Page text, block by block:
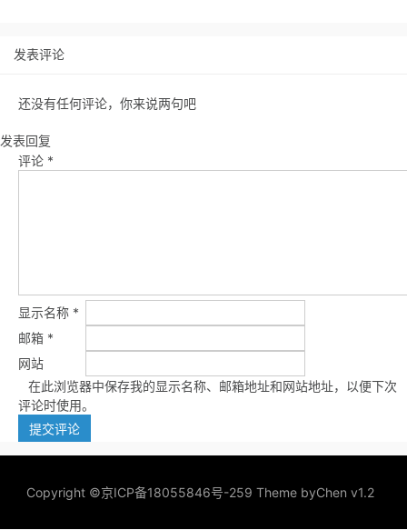
发表评论
还没有任何评论，你来说两句吧
发表回复
评论 *
显示名称 *
邮箱 *
网站
在此浏览器中保存我的显示名称、邮箱地址和网站地址，以便下次
评论时使用。
Copyright ©京ICP备18055846号-259 Theme byChen v1.2